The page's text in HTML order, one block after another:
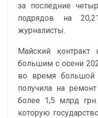
за последние
подрядов на
журналисты.
Майский контракт
большим с осени
во время
получила на
более 1,5 млрд
которую